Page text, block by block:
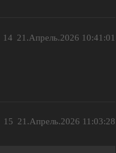
21.Апрель.2026 10:41:01
14
21.Апрель.2026 11:03:28
15